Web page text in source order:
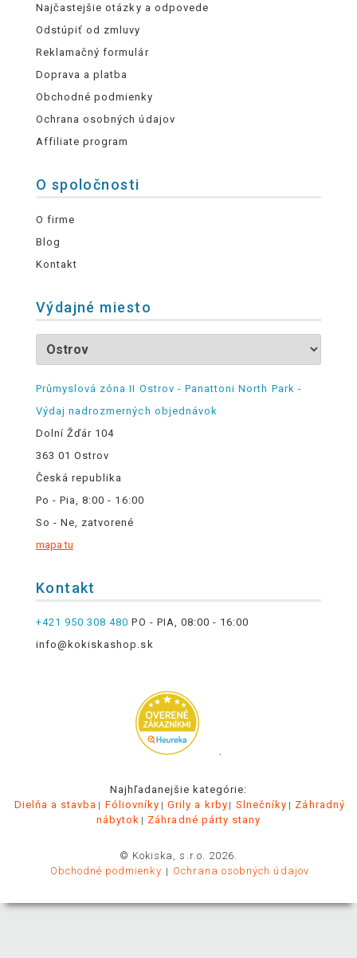
Najčastejšie otázky a odpovede
Odstúpiť od zmluvy
Reklamačný formulár
Doprava a platba
Obchodné podmienky
Ochrana osobných údajov
Affiliate program
O spoločnosti
O firme
Blog
Kontakt
Výdajné miesto
Průmyslová zóna II Ostrov - Panattoni North Park -
Výdaj nadrozmerných objednávok
Dolní Žďár 104
363 01 Ostrov
Česká republika
Po - Pia, 8:00 - 16:00
So - Ne, zatvorené
mapa tu
Kontakt
+421 950 308 480 PO - PIA, 08:00 - 16:00
info@kokiskashop.sk
.
Najhľadanejšie kategórie:
Dielňa a stavba
Fóliovníky Grily a krby Slnečníky
Záhradný
nábytok
Záhradné párty stany
© Kokiska, s.r.o. 2026.
Obchodné podmienky
Ochrana osobných údajov